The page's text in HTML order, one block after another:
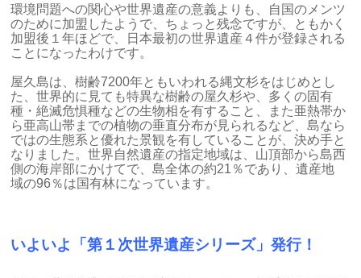
環境問題への関心や世界遺産の意義よりも、自国のメンツ
のために加盟したようで、ちょっと残念ですが、ともかく
加盟後１年ほどで、日本最初の世界遺産４件が登録される
ことになったわけです。
屋久島は、樹齢7200年ともいわれる縄文杉をはじめとし
た、世界的に見ても特異な樹齢の屋久杉や、多くの固有
種・絶滅危惧種などの生物相を有すること、また亜熱帯か
ら亜高山帯までの植物の垂直分布が見られるなど、島なら
ではの生態系と優れた景観を有していることが、決め手と
なりました。世界自然遺産の指定地域は、山頂部から島西
側の海岸部にかけてで、島全体の約21％であり、遺産地
域の96％は国有林になっています。
いよいよ「第１次世界遺産シリーズ」発行！